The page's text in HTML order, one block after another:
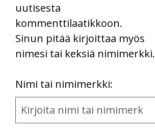
uutisesta
kommenttilaatikkoon.
Sinun pitää kirjoittaa myös
nimesi tai keksiä nimimerkki.
Nimi tai nimimerkki:
Name
and